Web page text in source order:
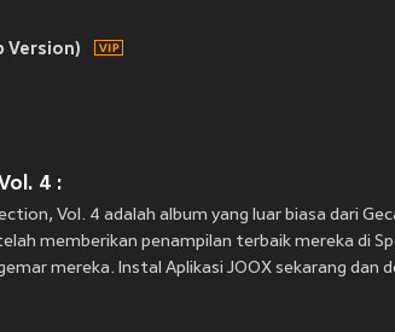
Version)
4 :
Vol. 4 adalah album yang luar biasa dari
memberikan penampilan terbaik mereka di
mereka. Instal Aplikasi JOOX sekarang dan